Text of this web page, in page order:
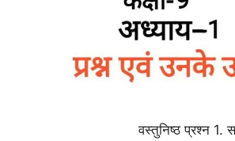
वस्तुनिष्ठ प्रश्न 1. सही